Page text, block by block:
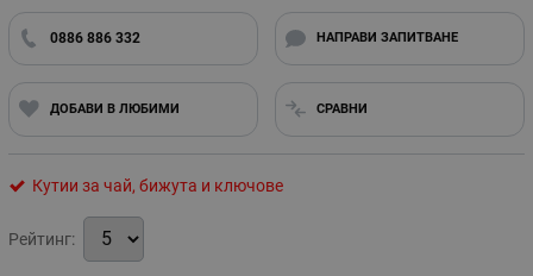
0886 886 332 НАПРАВИ ЗАПИТВАНЕ
ДОБАВИ В ЛЮБИМИ СРАВНИ
Кутии за чай, бижута и ключове
Рейтинг: